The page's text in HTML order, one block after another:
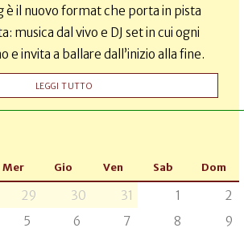
è il nuovo format che porta in pista
musica dal vivo e DJ set in cui ogni
e invita a ballare dall’inizio alla fine.
LEGGI TUTTO
Mer Gio Ven Sab Dom
29 30 31 1
2
5 6 7 8
9